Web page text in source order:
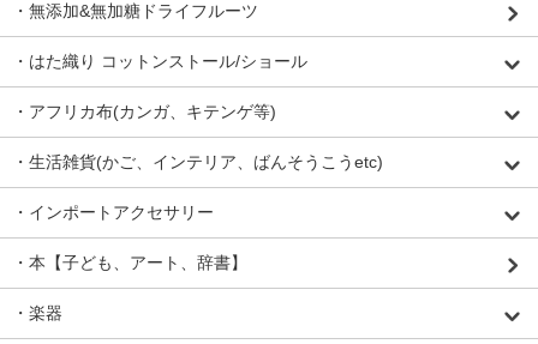
・無添加&無加糖ドライフルーツ
・はた織り コットンストール/ショール
・アフリカ布(カンガ、キテンゲ等)
・生活雑貨(かご、インテリア、ばんそうこうetc)
・インポートアクセサリー
・本【子ども、アート、辞書】
・楽器